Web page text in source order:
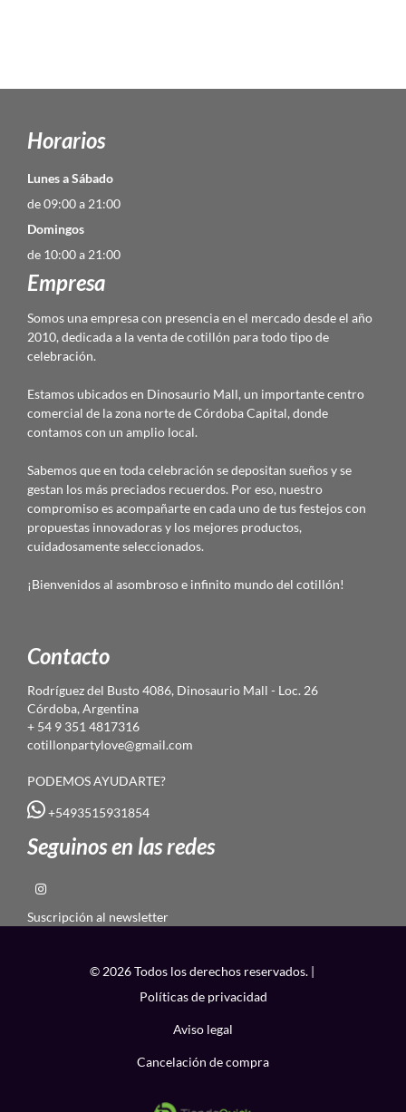
Horarios
Lunes a Sábado
de 09:00 a 21:00
Domingos
de 10:00 a 21:00
Empresa
Somos una empresa con presencia en el mercado desde el año
2010, dedicada a la venta de cotillón para todo tipo de
celebración.
Estamos ubicados en Dinosaurio Mall, un importante centro
comercial de la zona norte de Córdoba Capital, donde
contamos con un amplio local.
Sabemos que en toda celebración se depositan sueños y se
gestan los más preciados recuerdos. Por eso, nuestro
compromiso es acompañarte en cada uno de tus festejos con
propuestas innovadoras y los mejores productos,
cuidadosamente seleccionados.
¡Bienvenidos al asombroso e infinito mundo del cotillón!
Contacto
Rodríguez del Busto 4086, Dinosaurio Mall - Loc. 26
Córdoba, Argentina
+ 54 9 351 4817316
cotillonpartylove@gmail.com
PODEMOS AYUDARTE?
+5493515931854
Seguinos en las redes
Suscripción al newsletter
© 2026 Todos los derechos reservados. |
Políticas de privacidad
Aviso legal
Cancelación de compra